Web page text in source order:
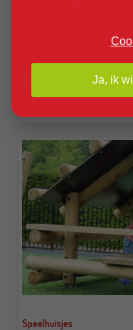
mandschommels.
Schommels
Speelhuisjes
Learn
more
Ja, ik